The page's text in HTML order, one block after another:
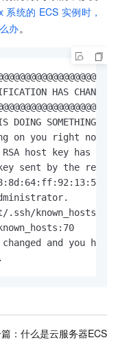
系统的 ECS 实例时，
办。
HAS
DOING SOMETHING
on you right now
host key has just
sent by the
known_hosts
and you
： 什么是云服务器ECS